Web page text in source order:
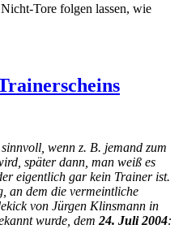
Tore folgen lassen, wie
wenn z. B. jemand zum
später dann, man weiß es
eigentlich gar kein Trainer ist.
an dem die vermeintliche
von Jürgen Klinsmann in
wurde, dem 24. Juli 2004: